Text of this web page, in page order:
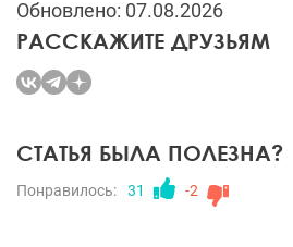
ОСТАВИТЬ КОММЕНТАРИЙ